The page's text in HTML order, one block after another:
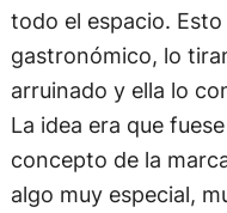
todo el espacio.
gastronómico, lo
arruinado y ella lo
La idea era que
concepto de la
algo muy especial,